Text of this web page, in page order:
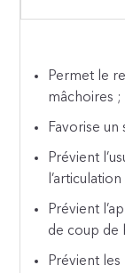
Permet le
mâchoires ;
Favorise
Prévient
Prévient
de coup de
Prévient